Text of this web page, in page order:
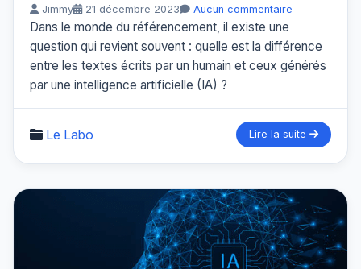
Jimmy 21 décembre 2023 Aucun commentaire
Dans le monde du référencement, il existe une
question qui revient souvent : quelle est la différence
entre les textes écrits par un humain et ceux générés
par une intelligence artificielle (IA) ?
Le Labo Lire la suite